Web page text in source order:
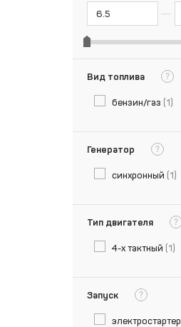
Вид топлива ?
бензин/газ (1)
Генератор ?
синхронный (1)
Тип двигателя ?
4-х тактный (1)
Запуск ?
электростартер